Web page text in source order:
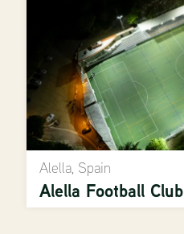
Alella, Spain
Alella Football Club